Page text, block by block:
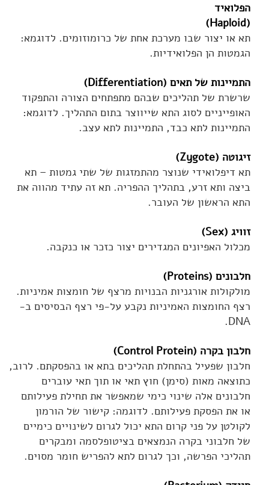
הפלואיד
(Haploid)
תא או יצור שבו מערכת אחת של כרומוזומים. לדוגמא:
הגמטות הן הפלואידיות.
התמיינות של תאים (Differentiation)
שרשרת של תהליכים שבהם מתפתחים הצורה והתפקוד
האופייניים לסוג התא שייווצר בתום התהליך. לדוגמא:
התמיינות לתא כבד, התמיינות לתא עצב.
זיגוטה (Zygote)
תא דיפלואידי שנוצר מהתמזגות של שתי גמטות – תא
ביצה ותא זרע, בתהליך ההפריה. תא זה עתיד מהווה את
התא הראשון של העובר.
זוויג (Sex)
מכלול האפיונים המגדירים יצור כזכר או כנקבה.
חלבונים (Proteins)
מולקולות אורגניות הבנויות מרצף של חומצות אמיניות.
רצף החומצות האמיניות נקבע על-פי רצף הבסיסים ב-
DNA.
חלבון בקרה (Control Protein)
חלבון שפעיל בהתחלת תהליכים בתא או בהפסקתם. לרוב,
כתוצאה מאות (סימן) חוץ תאי או תוך תאי עוברים
חלבונים אלה שינוי כימי שמאפשר את תחילת פעילותם
או את הפסקת פעילותם. לדוגמה: קישור של הורמון
לקולטן על פני קרום התא יכול לגרום לשינויים כימיים
של חלבוני בקרה הנמצאים בציטופלסמה ומבקרים
תהליכי הפרשה, וכך לגרום לתא להפריש חומר מסוים.